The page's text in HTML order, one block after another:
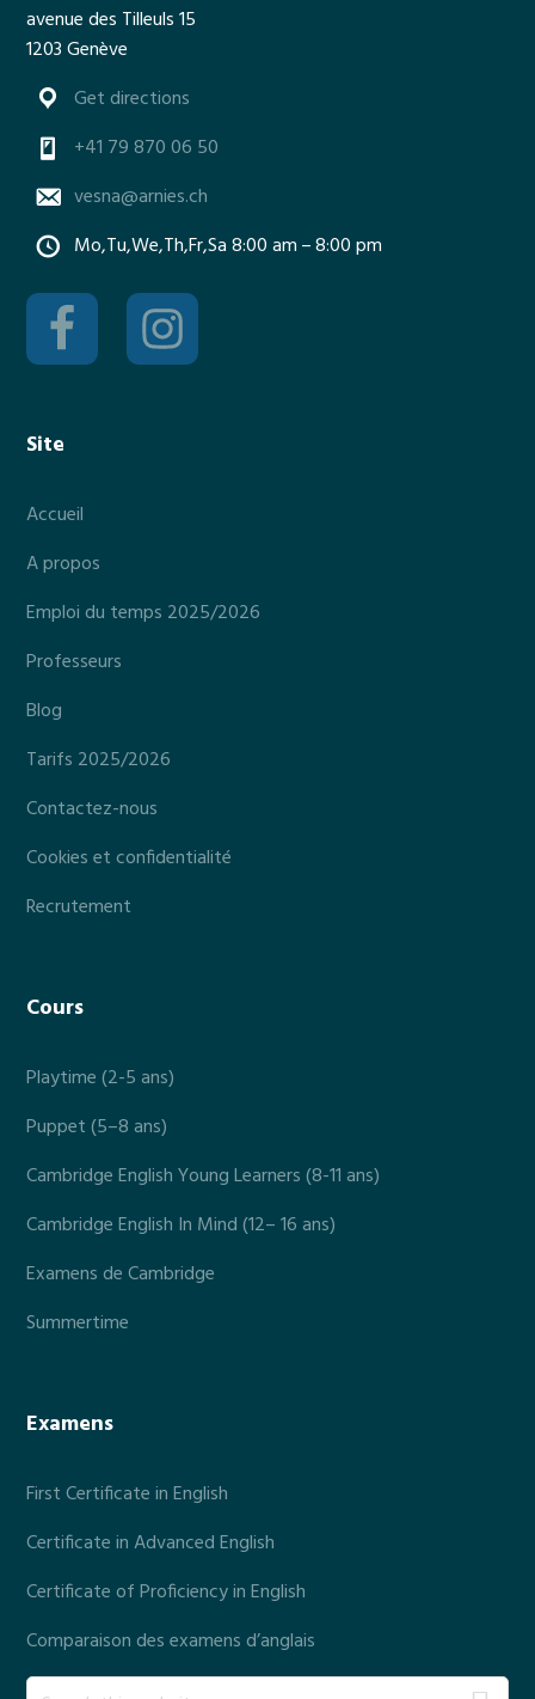
m
e
avenue des Tilleuls 15
1203 Genève
Get directions
+41 79 870 06 50
vesna@arnies.ch
Mo,Tu,We,Th,Fr,Sa 8:00 am – 8:00 pm
Site
Accueil
A propos
Emploi du temps 2025/2026
Professeurs
Blog
Tarifs 2025/2026
Contactez-nous
Cookies et confidentialité
Recrutement
Cours
Playtime (2-5 ans)
Puppet (5–8 ans)
Cambridge English Young Learners (8-11 ans)
Cambridge English In Mind (12– 16 ans)
Examens de Cambridge
Summertime
Examens
First Certificate in English
Certificate in Advanced English
Certificate of Proficiency in English
Comparaison des examens d’anglais
S